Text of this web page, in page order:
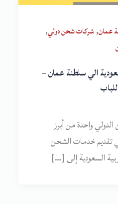
عمان,شركات شحن دولي,
الي سلطنة عمان –
واحدة من أبرز
خدمات الشحن
السعودية إلى […]